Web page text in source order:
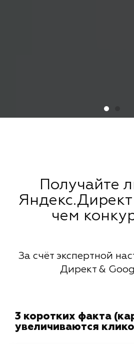
Получайте
чем
За счёт экспертной
Директ &
3 коротких факта
увеличиваются